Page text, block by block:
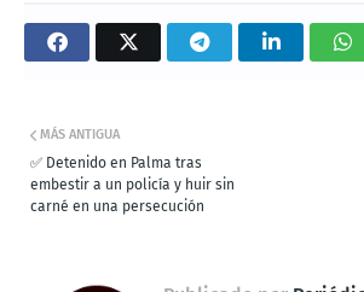
MÁS ANTIGUA
✅ Detenido en Palma tras
embestir a un policía y huir sin
carné en una persecución